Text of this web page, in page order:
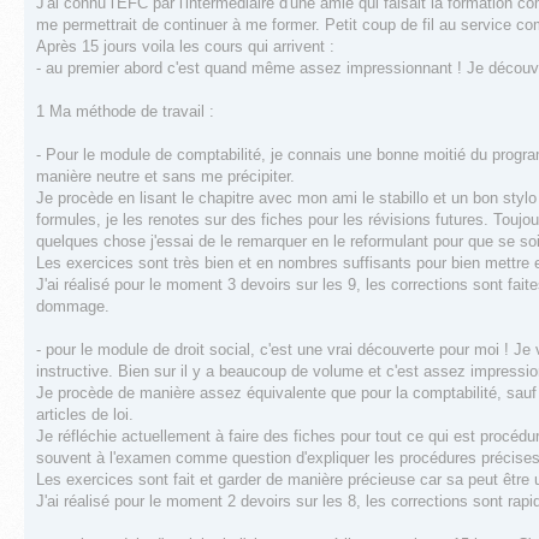
me permettrait de continuer à me former. Petit coup de fil au service
Après 15 jours voila les cours qui arrivent :
- au premier abord c'est quand même assez impressionnant ! Je
1 Ma méthode de travail :
- Pour le module de comptabilité, je connais une bonne moitié du
manière neutre et sans me précipiter.
Je procède en lisant le chapitre avec mon ami le stabillo et un bon
formules, je les renotes sur des fiches pour les révisions futures.
quelques chose j'essai de le remarquer en le reformulant pour que se
Les exercices sont très bien et en nombres suffisants pour bien
J'ai réalisé pour le moment 3 devoirs sur les 9, les corrections sont
dommage.
- pour le module de droit social, c'est une vrai découverte pour moi !
instructive. Bien sur il y a beaucoup de volume et c'est assez
Je procède de manière assez équivalente que pour la comptabilité,
articles de loi.
Je réfléchie actuellement à faire des fiches pour tout ce qui est
souvent à l'examen comme question d'expliquer les procédures
Les exercices sont fait et garder de manière précieuse car sa peut
J'ai réalisé pour le moment 2 devoirs sur les 8, les corrections sont